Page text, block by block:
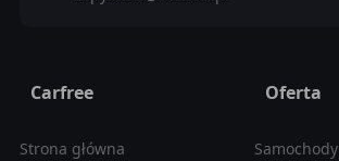
Carfree
Strona główna
Oferta
Samochody